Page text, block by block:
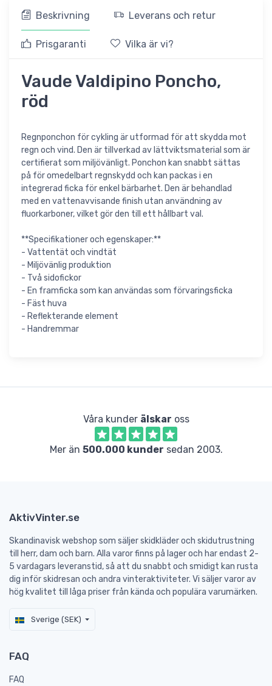
Beskrivning Leverans och retur
Prisgaranti Vilka är vi?
Vaude Valdipino Poncho,
röd
Regnponchon för cykling är utformad för att skydda mot
regn och vind. Den är tillverkad av lättviktsmaterial som är
certifierat som miljövänligt. Ponchon kan snabbt sättas
på för omedelbart regnskydd och kan packas i en
integrerad ficka för enkel bärbarhet. Den är behandlad
med en vattenavvisande finish utan användning av
fluorkarboner, vilket gör den till ett hållbart val.
**Specifikationer och egenskaper:**
- Vattentät och vindtät
- Miljövänlig produktion
- Två sidofickor
- En framficka som kan användas som förvaringsficka
- Fäst huva
- Reflekterande element
- Handremmar
Våra kunder älskar oss
Mer än 500.000 kunder sedan 2003.
AktivVinter.se
Skandinavisk webshop som säljer skidkläder och skidutrustning
till herr, dam och barn. Alla varor finns på lager och har endast 2-
5 vardagars leveranstid, så att du snabbt och smidigt kan rusta
dig inför skidresan och andra vinteraktiviteter. Vi säljer varor av
hög kvalitet till låga priser från kända och populära varumärken.
Sverige (SEK)
FAQ
FAQ